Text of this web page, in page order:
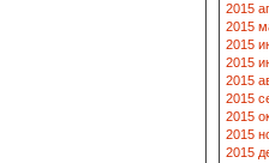
2015
2015
2015
2015
2015
2015
2015
2015
2015